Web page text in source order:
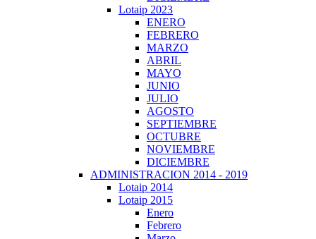
Lotaip 2023
ENERO
FEBRERO
MARZO
ABRIL
MAYO
JUNIO
JULIO
AGOSTO
SEPTIEMBRE
OCTUBRE
NOVIEMBRE
DICIEMBRE
ADMINISTRACION 2014 - 2019
Lotaip 2014
Lotaip 2015
Enero
Febrero